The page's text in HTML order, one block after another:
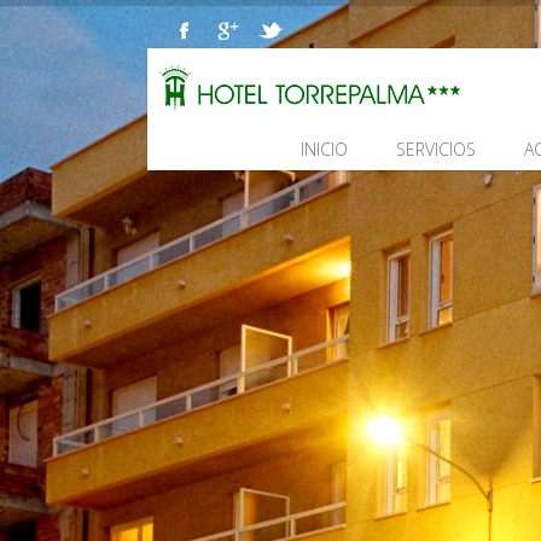
INICIO SERVICIOS